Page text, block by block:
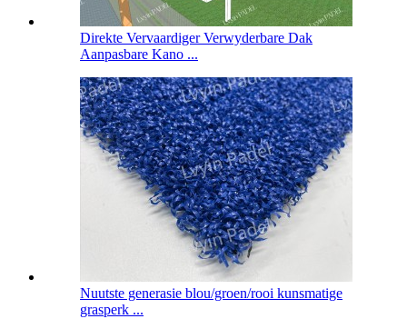
Direkte Vervaardiger Verwyderbare Dak
Aanpasbare Kano ...
Nuutste generasie blou/groen/rooi kunsmatige
grasperk ...